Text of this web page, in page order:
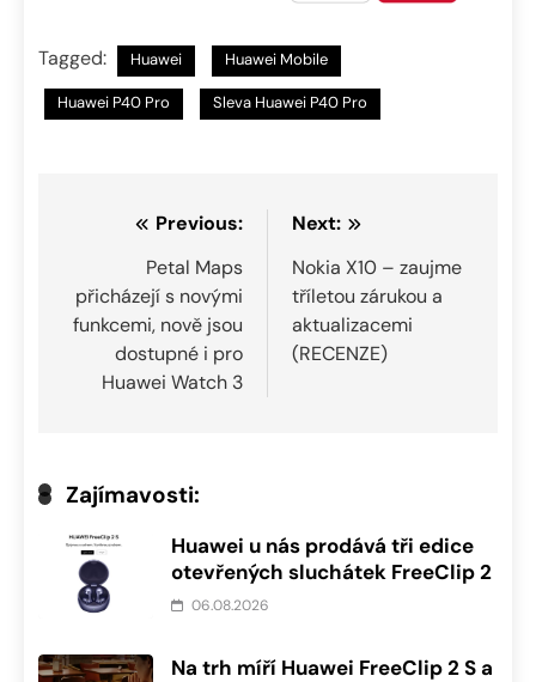
Tagged: Huawei Huawei Mobile
Huawei P40 Pro Sleva Huawei P40 Pro
Navigace
příspěvek
Previous:
Petal Maps
přicházejí s novými
funkcemi, nově jsou
dostupné i pro
Huawei Watch 3
Next:
Nokia X10 – zaujme
tříletou zárukou a
aktualizacemi
(RECENZE)
Zajímavosti:
Huawei u nás prodává tři edice
otevřených sluchátek FreeClip 2
06.08.2026
Na trh míří Huawei FreeClip 2 S a